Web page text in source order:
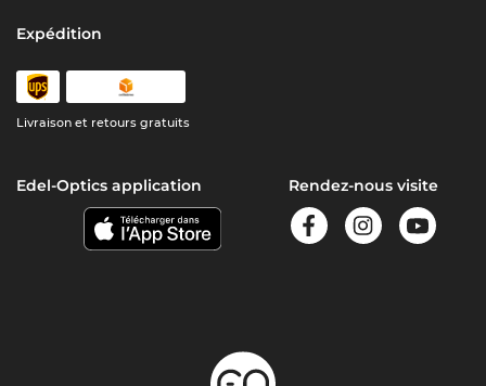
Expédition
Livraison et retours gratuits
Edel-Optics application Rendez-nous visite